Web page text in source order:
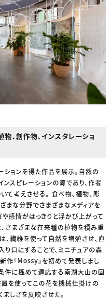
、創作物、インスタレーショ
ションを得た作品を展示。自然の
ンスピレーションの源であり、作者
考えさせる。 食べ物、植物、彫
まな分野でさまざまなメディアを
感情がはっきりと浮かび上がって
、さまざまな在来種の植物を積み重
繊維を使って自然を増殖させ、直
口にすることで、ミニチュアの森
作「Mossy」を初めて発表しまし
件に極めて適応する南湖大山の固
を使ってこの花を機械仕掛けの
しさを反映させた。